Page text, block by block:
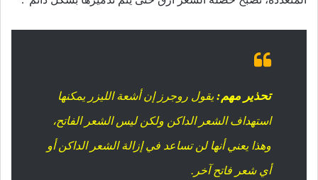
تحذير مهم: يقول روجرز إن أشعة الليزر يمكنها
استهداف الشعر الداكن ولكن ليس الشعر الفاتح،
وهذا يعني أنها لن تساعد في إزالة الشعر الداكن أو
أي شعر فاتح آخر.